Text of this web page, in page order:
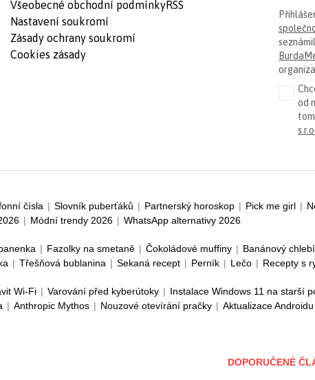
Všeobecné obchodní podmínky
Nastavení soukromí
Zásady ochrany soukromí
Cookies zásady
RSS
od
s.r.o.
čísla | Slovník puberťáků | Partnerský horoskop | Pick me girl |
| Módní trendy 2026 | WhatsApp alternativy 2026
| Fazolky na smetaně | Čokoládové muffiny | Banánový
| Třešňová bublanina | Sekaná recept | Perník | Lečo | Recepty s
Wi-Fi | Varování před kyberútoky | Instalace Windows 11 na starší
| Anthropic Mythos | Nouzové otevírání pračky | Aktualizace
DOPORUČENÉ